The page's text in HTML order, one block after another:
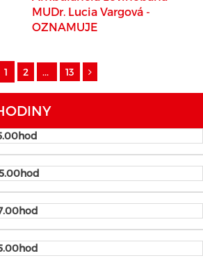
MUDr. Lucia Vargová -
OZNAMUJE
1 2 ... 13